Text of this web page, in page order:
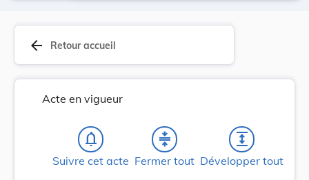
arrow_back Retour accueil
Acte en vigueur
notifications_none
Suivre cet acte
compress
Fermer tout
expand
Développer tout